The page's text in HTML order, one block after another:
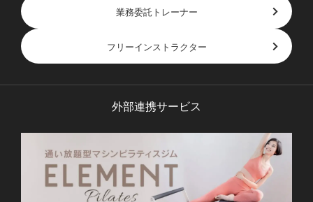
業務委託トレーナー
フリーインストラクター
外部連携サービス